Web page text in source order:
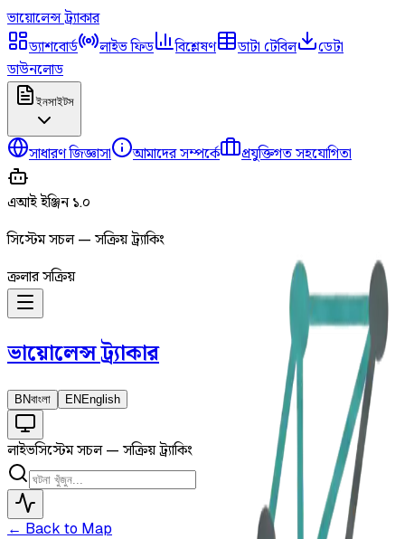
ভায়োলেন্সট্র্যাকার
ড্যাশবোর্ড
লাইভ ফিড বিশ্লেষণ ডাটা টেবিল
ডেটা
ডাউনলোড
ইনসাইটস
সাধারণ জিজ্ঞাসা আমাদের সম্পর্কে প্রযুক্তিগত সহযোগিতা
এআই ইঞ্জিন ১.০
সিস্টেম সচল — সক্রিয় ট্র্যাকিং
ক্রলার সক্রিয়
ভায়োলেন্সট্র্যাকার
BNবাংলা EN English
লাইভসিস্টেম সচল — সক্রিয় ট্র্যাকিং
← Back to Map